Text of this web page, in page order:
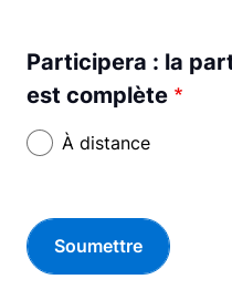
Participera : la
est complète
À distance